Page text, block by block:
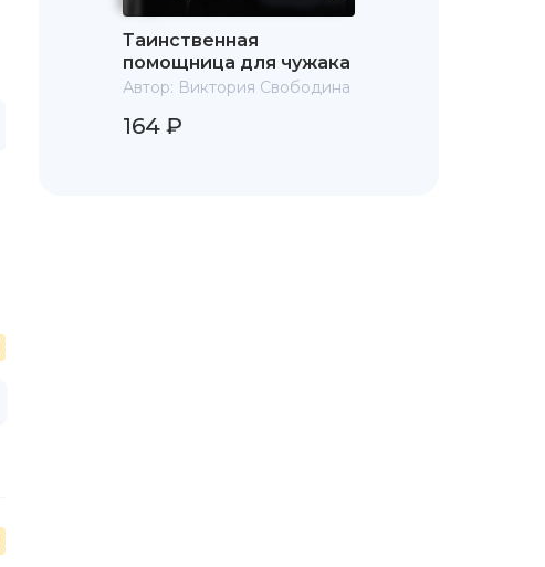
Таинственная
помощница для чужака
Автор: Виктория Свободина
164 ₽